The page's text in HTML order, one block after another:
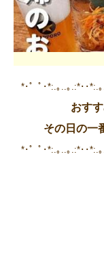
*･゜ﾟ･*:.｡..｡.:*･･*:.
おす
その日の一
*･゜ﾟ･*:.｡..｡.:*･･*:.